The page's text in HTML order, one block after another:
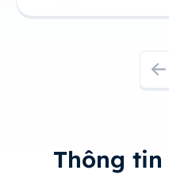
Thông